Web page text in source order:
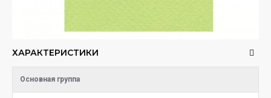
ХАРАКТЕРИСТИКИ
Основная группа